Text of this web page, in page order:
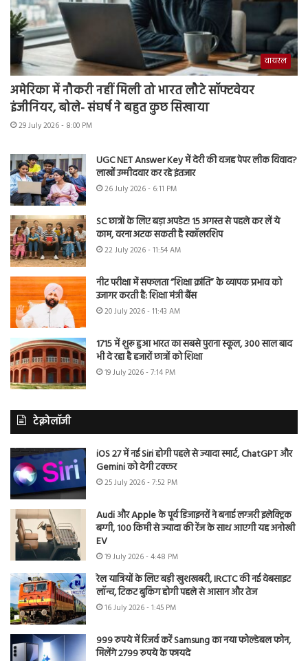
वायरल
अमेरिका में नौकरी नहीं मिली तो भारत लौटे सॉफ्टवेयर
इंजीनियर, बोले- संघर्ष ने बहुत कुछ सिखाया
29 July 2026 - 8:00 PM
UGC NET Answer Key में देरी की वजह पेपर लीक विवाद?
लाखों उम्मीदवार कर रहे इंतजार
26 July 2026 - 6:11 PM
SC छात्रों के लिए बड़ा अपडेट! 15 अगस्त से पहले कर लें ये
काम, वरना अटक सकती है स्कॉलरशिप
22 July 2026 - 11:54 AM
नीट परीक्षा में सफलता “शिक्षा क्रांति” के व्यापक प्रभाव को
उजागर करती है: शिक्षा मंत्री बैंस
20 July 2026 - 11:43 AM
1715 में शुरू हुआ भारत का सबसे पुराना स्कूल, 300 साल बाद
भी दे रहा है हजारों छात्रों को शिक्षा
19 July 2026 - 7:14 PM
टेक्नोलॉजी
iOS 27 में नई Siri होगी पहले से ज्यादा स्मार्ट, ChatGPT और
Gemini को देगी टक्कर
25 July 2026 - 7:52 PM
Audi और Apple के पूर्व डिजाइनरों ने बनाई लग्जरी इलेक्ट्रिक
बग्गी, 100 किमी से ज्यादा की रेंज के साथ आएगी यह अनोखी
EV
19 July 2026 - 4:48 PM
रेल यात्रियों के लिए बड़ी खुशखबरी, IRCTC की नई वेबसाइट
लॉन्च, टिकट बुकिंग होगी पहले से आसान और तेज
16 July 2026 - 1:45 PM
999 रुपये में रिजर्व करें Samsung का नया फोल्डेबल फोन,
मिलेंगे 2799 रुपये के फायदे